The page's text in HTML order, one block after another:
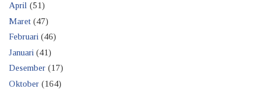
April (51)
Maret (47)
Februari (46)
Januari (41)
Desember (17)
Oktober (164)